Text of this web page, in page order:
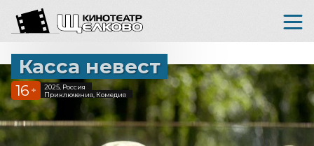
Касса невест
16 +
2025, Россия
Приключения, Комедия